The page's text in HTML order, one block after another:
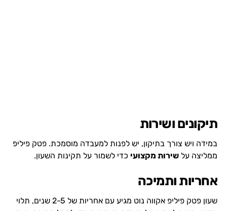
תיקונים ושירות
במידה ויש צורך בתיקון, יש לפנות למעבדה מוסמכת. פטק פיליפ
ממליצה על שירות מקצועיכדי לשמור על תקינות השעון.
אחריות ותמיכה
שעון פטק פיליפ אקווה נוט מגיע עם אחריות של 2-5 שנים, תלוי